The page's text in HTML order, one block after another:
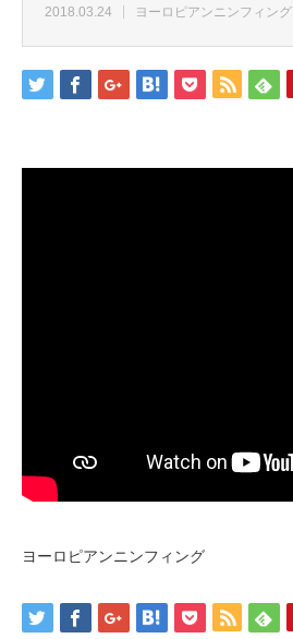
2018.03.24 ヨーロピアンニンフィング
ヨーロピアンニンフィング